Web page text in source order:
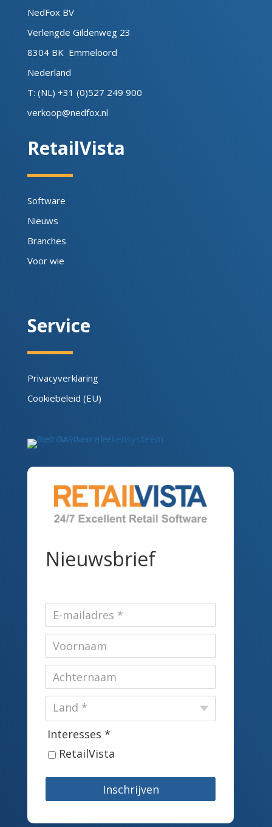
NedFox BV
Verlengde Gildenweg 23
8304 BK Emmeloord
Nederland
T: (NL) +31 (0)527 249 900
verkoop@nedfox.nl
RetailVista
Software
Nieuws
Branches
Voor wie
Service
Privacyverklaring
Cookiebeleid (EU)
Nieuwsbrief
Interesses *
RetailVista
Inschrijven